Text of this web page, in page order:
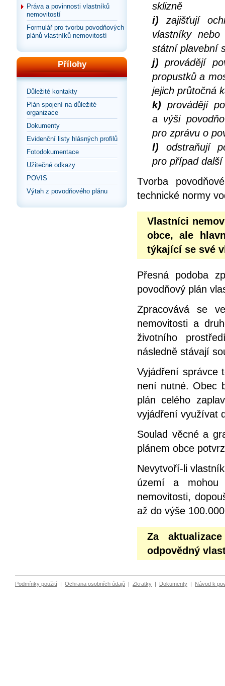
Práva a povinnosti vlastníků
nemovitostí
Formulář pro tvorbu povodňových
plánů vlastníků nemovitostí
Přílohy
Důležité kontakty
Plán spojení na důležité
organizace
Dokumenty
Evidenční listy hlásných profilů
Fotodokumentace
Užitečné odkazy
POVIS
Výtah z povodňového plánu
sklizně
i) zajišťují
vlastníky
státní plavební
j) provádějí
propustků a
jejich průtočná
k) provádějí
a výši
pro zprávu o
l) odstraňují
pro případ další
Tvorba
technické normy
Vlastníci
obce, ale
týkající se své
Přesná podoba
povodňový plán
Zpracovává se
nemovitosti a
životního
následně stávají
Vyjádření správce
není nutné. Obec
plán celého
vyjádření využívat
Soulad věcné a
plánem obce
Nevytvoří-li
území a mohou
nemovitosti,
až do výše
Za
odpovědný
Podmínky použití Ochrana osobních údajů Zkratky Dokumenty Návod k